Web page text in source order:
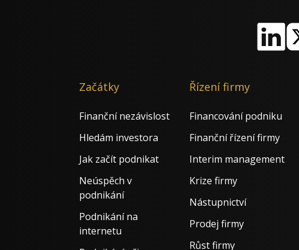
Začátky
Finanční nezávislost
Hledám investora
Jak začít podnikat
Neúspěch v
podnikání
Podnikání na
internetu
Řízení firmy
Financování podniku
Finanční řízení firmy
Interim management
Krize firmy
Nástupnictví
Prodej firmy
Růst firmy